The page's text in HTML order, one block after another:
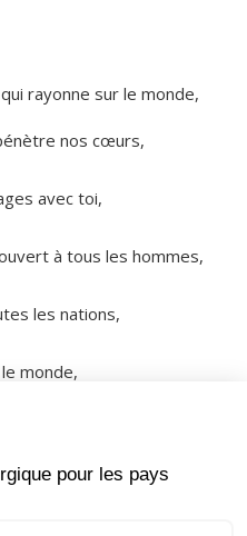
rayonne sur le monde,
nos cœurs,
avec toi,
à tous les hommes,
les nations,
monde,